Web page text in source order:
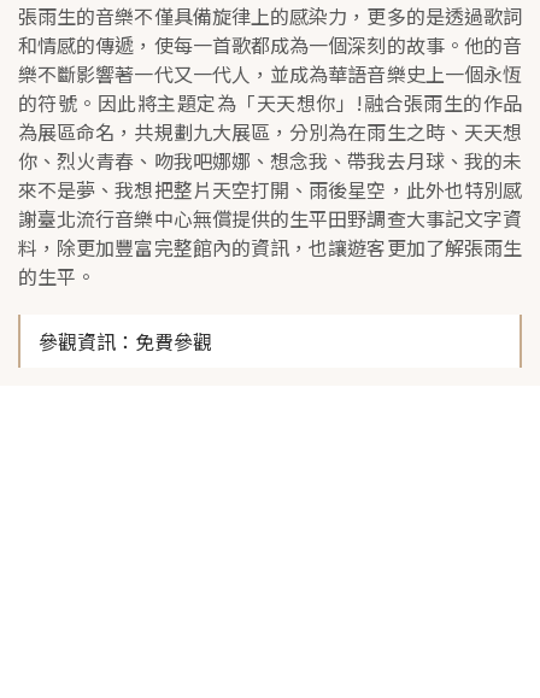
張雨生的音樂不僅具備旋律上的感染力，更多的是透過歌詞
和情感的傳遞，使每一首歌都成為一個深刻的故事。他的音
樂不斷影響著一代又一代人，並成為華語音樂史上一個永恆
的符號。因此將主題定為「天天想你」!融合張雨生的作品
為展區命名，共規劃九大展區，分別為在雨生之時、天天想
你、烈火青春、吻我吧娜娜、想念我、帶我去月球、我的未
來不是夢、我想把整片天空打開、雨後星空，此外也特別感
謝臺北流行音樂中心無償提供的生平田野調查大事記文字資
料，除更加豐富完整館內的資訊，也讓遊客更加了解張雨生
的生平。
參觀資訊 ：免費參觀